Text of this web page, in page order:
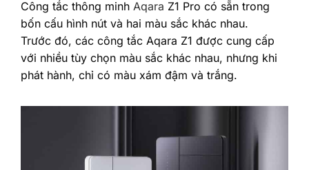
Công tắc thông minh Aqara Z1 Pro có sẵn trong
bốn cấu hình nút và hai màu sắc khác nhau.
Trước đó, các công tắc Aqara Z1 được cung cấp
với nhiều tùy chọn màu sắc khác nhau, nhưng khi
phát hành, chỉ có màu xám đậm và trắng.